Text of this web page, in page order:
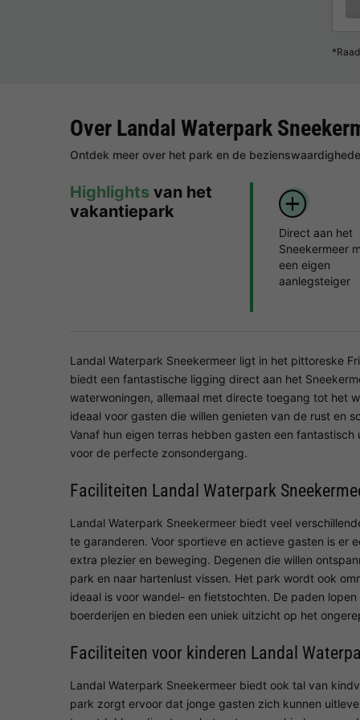
Over Landal Waterpark
Ontdek meer over het park en de
Highlights van het
vakantiepark
Direct aan het
Sneekermeer
een eigen
aanlegsteiger
Landal Waterpark Sneekermeer ligt in het pittoreske
biedt een fantastische ligging direct aan het
waterwoningen, allemaal met directe toegang tot het
ideaal voor gasten die willen genieten van de rust en
Vanaf hun eigen terras hebben gasten een
voor de perfecte zonsondergang.
Faciliteiten Landal Waterpark
Landal Waterpark Sneekermeer biedt veel
te garanderen. Voor sportieve en actieve gasten is er
extra plezier en beweging. Degenen die willen
park en naar hartenlust vissen. Het park wordt ook
ideaal is voor wandel- en fietstochten. De paden
boerderijen en bieden een uniek uitzicht op het
Faciliteiten voor kinderen Landal
Landal Waterpark Sneekermeer biedt ook tal van
park zorgt ervoor dat jonge gasten zich kunnen